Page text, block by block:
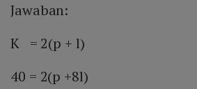
Jawaban:
K = 2(p + l)
40 = 2(p +8l)